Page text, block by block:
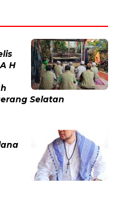
H
Selatan